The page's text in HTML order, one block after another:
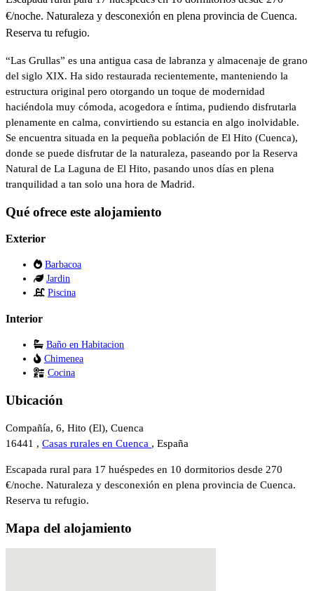
€/noche. Naturaleza y desconexión en plena provincia de Cuenca.
Reserva tu refugio.
“Las Grullas” es una antigua casa de labranza y almacenaje de grano
del siglo XIX. Ha sido restaurada recientemente, manteniendo la
estructura original pero otorgando un toque de modernidad
haciéndola muy cómoda, acogedora e íntima, pudiendo disfrutarla
plenamente en calma, convirtiendo su estancia en algo inolvidable.
Se encuentra situada en la pequeña población de El Hito (Cuenca),
donde se puede disfrutar de la naturaleza, paseando por la Reserva
Natural de La Laguna de El Hito, pasando unos días en plena
tranquilidad a tan solo una hora de Madrid.
Qué ofrece este alojamiento
Exterior
Barbacoa
Jardin
Piscina
Interior
Baño en Habitacion
Chimenea
Cocina
Ubicación
Compañía, 6, Hito (El), Cuenca
16441 , Casas rurales en Cuenca , España
Escapada rural para 17 huéspedes en 10 dormitorios desde 270
€/noche. Naturaleza y desconexión en plena provincia de Cuenca.
Reserva tu refugio.
Mapa del alojamiento